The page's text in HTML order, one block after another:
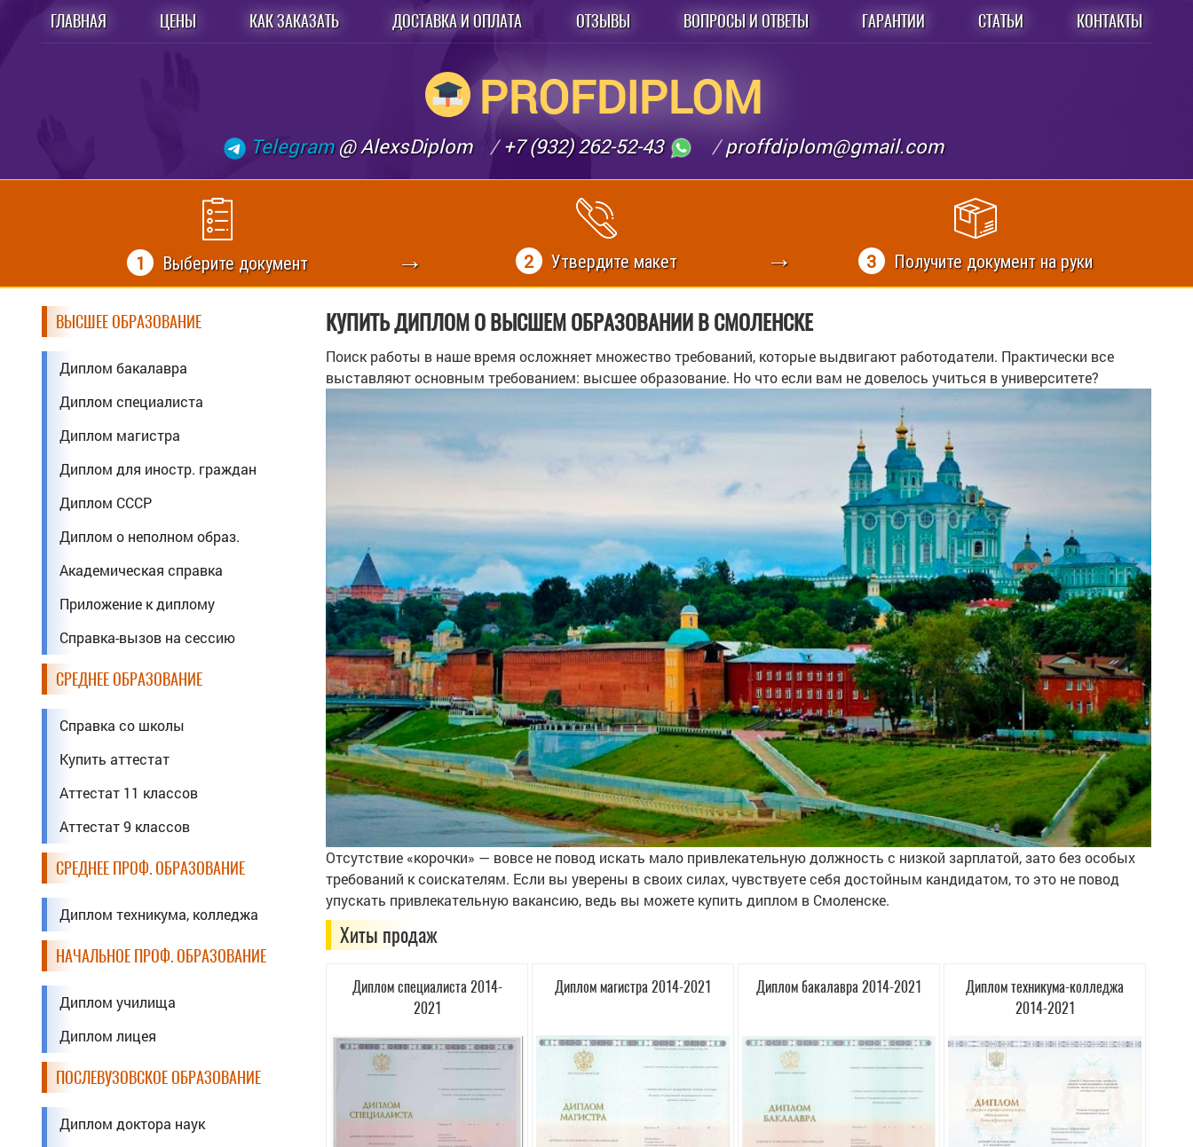
ГЛАВНАЯ ЦЕНЫ КАК ЗАКАЗАТЬ ДОСТАВКА И ОПЛАТА ОТЗЫВЫ ВОПРОСЫ И ОТВЕТЫ ГАРАНТИИ СТАТЬИ КОНТАКТЫ
PROFDIPLOM
Telegram @ AlexsDiplom +7 (932) 262-52-43 proffdiplom@gmail.com
1 Выберите документ 2 Утвердите макет 3 Получите документ на руки
ВЫСШЕЕ ОБРАЗОВАНИЕ
Диплом бакалавра
Диплом специалиста
Диплом магистра
Диплом для иностр. граждан
Диплом СССР
Диплом о неполном образ.
Академическая справка
Приложение к диплому
Справка-вызов на сессию
СРЕДНЕЕ ОБРАЗОВАНИЕ
Справка со школы
Купить аттестат
Аттестат 11 классов
Аттестат 9 классов
СРЕДНЕЕ ПРОФ. ОБРАЗОВАНИЕ
Диплом техникума, колледжа
НАЧАЛЬНОЕ ПРОФ. ОБРАЗОВАНИЕ
Диплом училища
Диплом лицея
ПОСЛЕВУЗОВСКОЕ ОБРАЗОВАНИЕ
Диплом доктора наук
КУПИТЬ ДИПЛОМ О ВЫСШЕМ ОБРАЗОВАНИИ В СМОЛЕНСКЕ
Поиск работы в наше время осложняет множество требований, которые выдвигают работодатели. Практически все
выставляют основным требованием: высшее образование. Но что если вам не довелось учиться в университете?
Отсутствие «корочки» — вовсе не повод искать мало привлекательную должность с низкой зарплатой, зато без особых
требований к соискателям. Если вы уверены в своих силах, чувствуете себя достойным кандидатом, то это не повод
упускать привлекательную вакансию, ведь вы можете купить диплом в Смоленске.
Хиты продаж
Диплом специалиста 2014-
2021
Диплом магистра 2014-2021 Диплом бакалавра 2014-2021
Диплом техникума-колледжа
2014-2021